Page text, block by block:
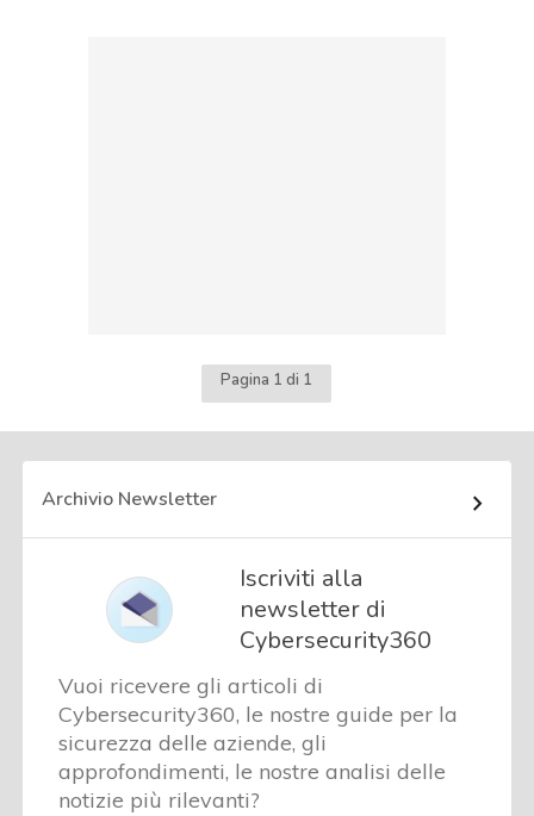
Pagina 1 di 1
Archivio Newsletter
Iscriviti alla
newsletter di
Cybersecurity360
Vuoi ricevere gli articoli di
Cybersecurity360, le nostre guide per la
sicurezza delle aziende, gli
approfondimenti, le nostre analisi delle
notizie più rilevanti?